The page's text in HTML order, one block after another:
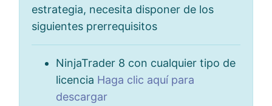
estrategia, necesita disponer de los
siguientes prerrequisitos
NinjaTrader 8 con cualquier tipo de
licencia Haga clic aquí para
descargar